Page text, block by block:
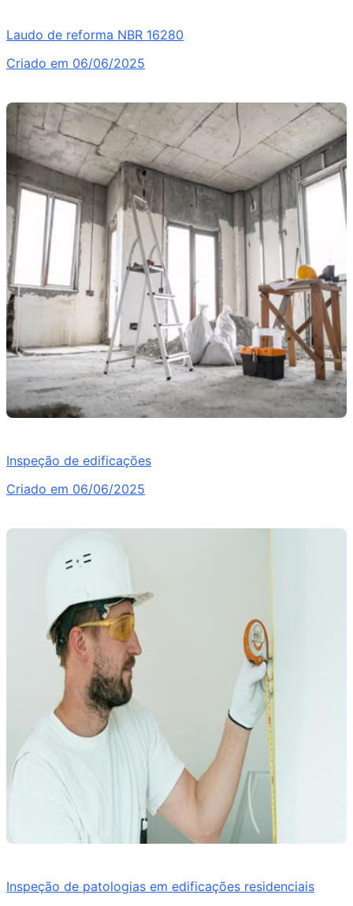
Laudo de reforma NBR 16280
Criado em 06/06/2025
Inspeção de edificações
Criado em 06/06/2025
Inspeção de patologias em edificações residenciais